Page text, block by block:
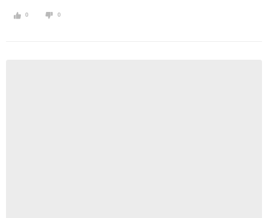
0 0